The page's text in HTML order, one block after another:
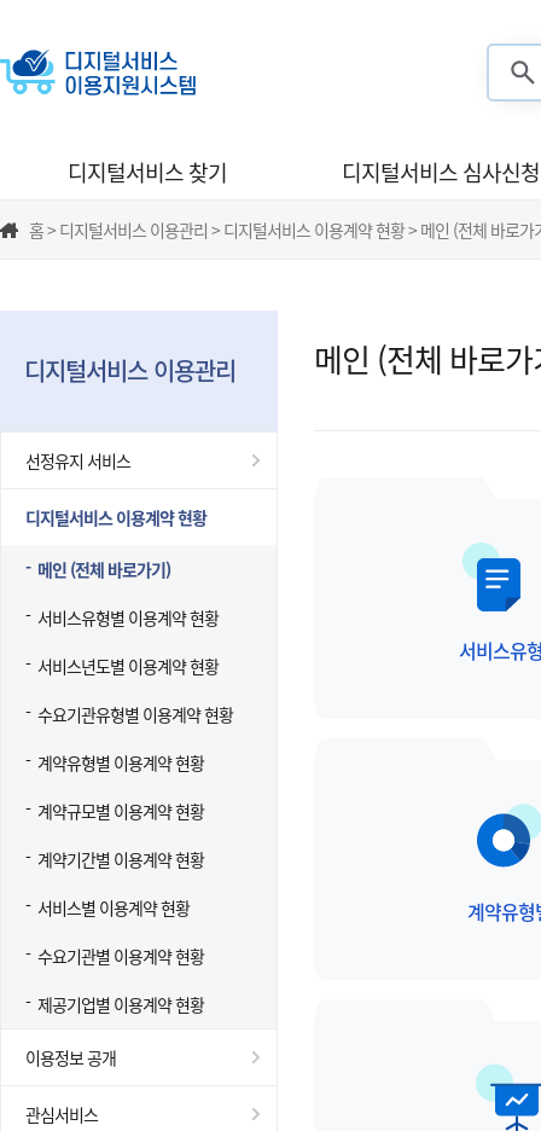
디지털서비스 찾기 디지털서비스 심사신청
홈 > 디지털서비스 이용관리 > 디지털서비스 이용계약 현황 > 메인 (전체 바로가
디지털서비스 이용관리
선정유지 서비스
디지털서비스 이용계약 현황
메인 (전체 바로가기)
서비스유형별 이용계약 현황
서비스년도별 이용계약 현황
수요기관유형별 이용계약 현황
계약유형별 이용계약 현황
계약규모별 이용계약 현황
계약기간별 이용계약 현황
서비스별 이용계약 현황
수요기관별 이용계약 현황
제공기업별 이용계약 현황
이용정보 공개
관심서비스
메인 (전체 바로
서비스유
계약유형